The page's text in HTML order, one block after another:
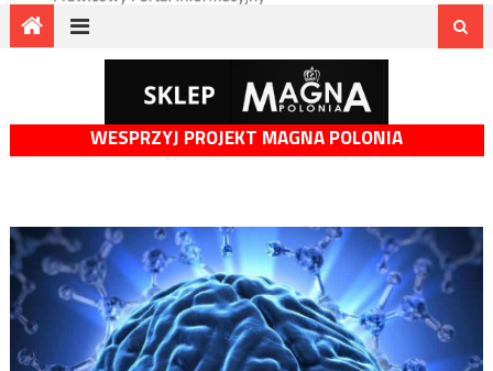
WESPRZYJ PROJEKT MAGNA POLONIA